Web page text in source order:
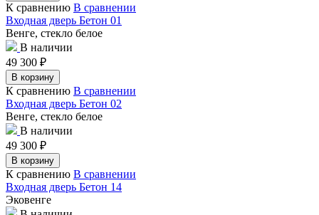
К сравнению В сравнении
Входная дверь Бетон 01
Венге, стекло белое
В наличии
49 300 ₽
В корзину
К сравнению В сравнении
Входная дверь Бетон 02
Венге, стекло белое
В наличии
49 300 ₽
В корзину
К сравнению В сравнении
Входная дверь Бетон 14
Эковенге